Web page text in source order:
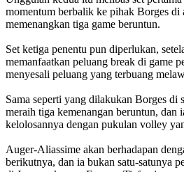
momentum berbalik ke pihak Borges di
memenangkan tiga game beruntun.
Set ketiga penentu pun diperlukan,
memanfaatkan peluang break di game
menyesali peluang yang terbuang
Sama seperti yang dilakukan Borges di
meraih tiga kemenangan beruntun, dan
kelolosannya dengan pukulan volley
Auger-Aliassime akan berhadapan
berikutnya, dan ia bukan satu-satunya